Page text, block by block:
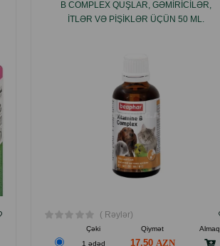
B COMPLEX QUŞLAR, GƏMIRICILƏR,
ITLƏR VƏ PIŞIKLƏR ÜÇÜN 50 ML.
( Rəylər)
Çəki Qiymət
Almaq
1 ədəd
17.50